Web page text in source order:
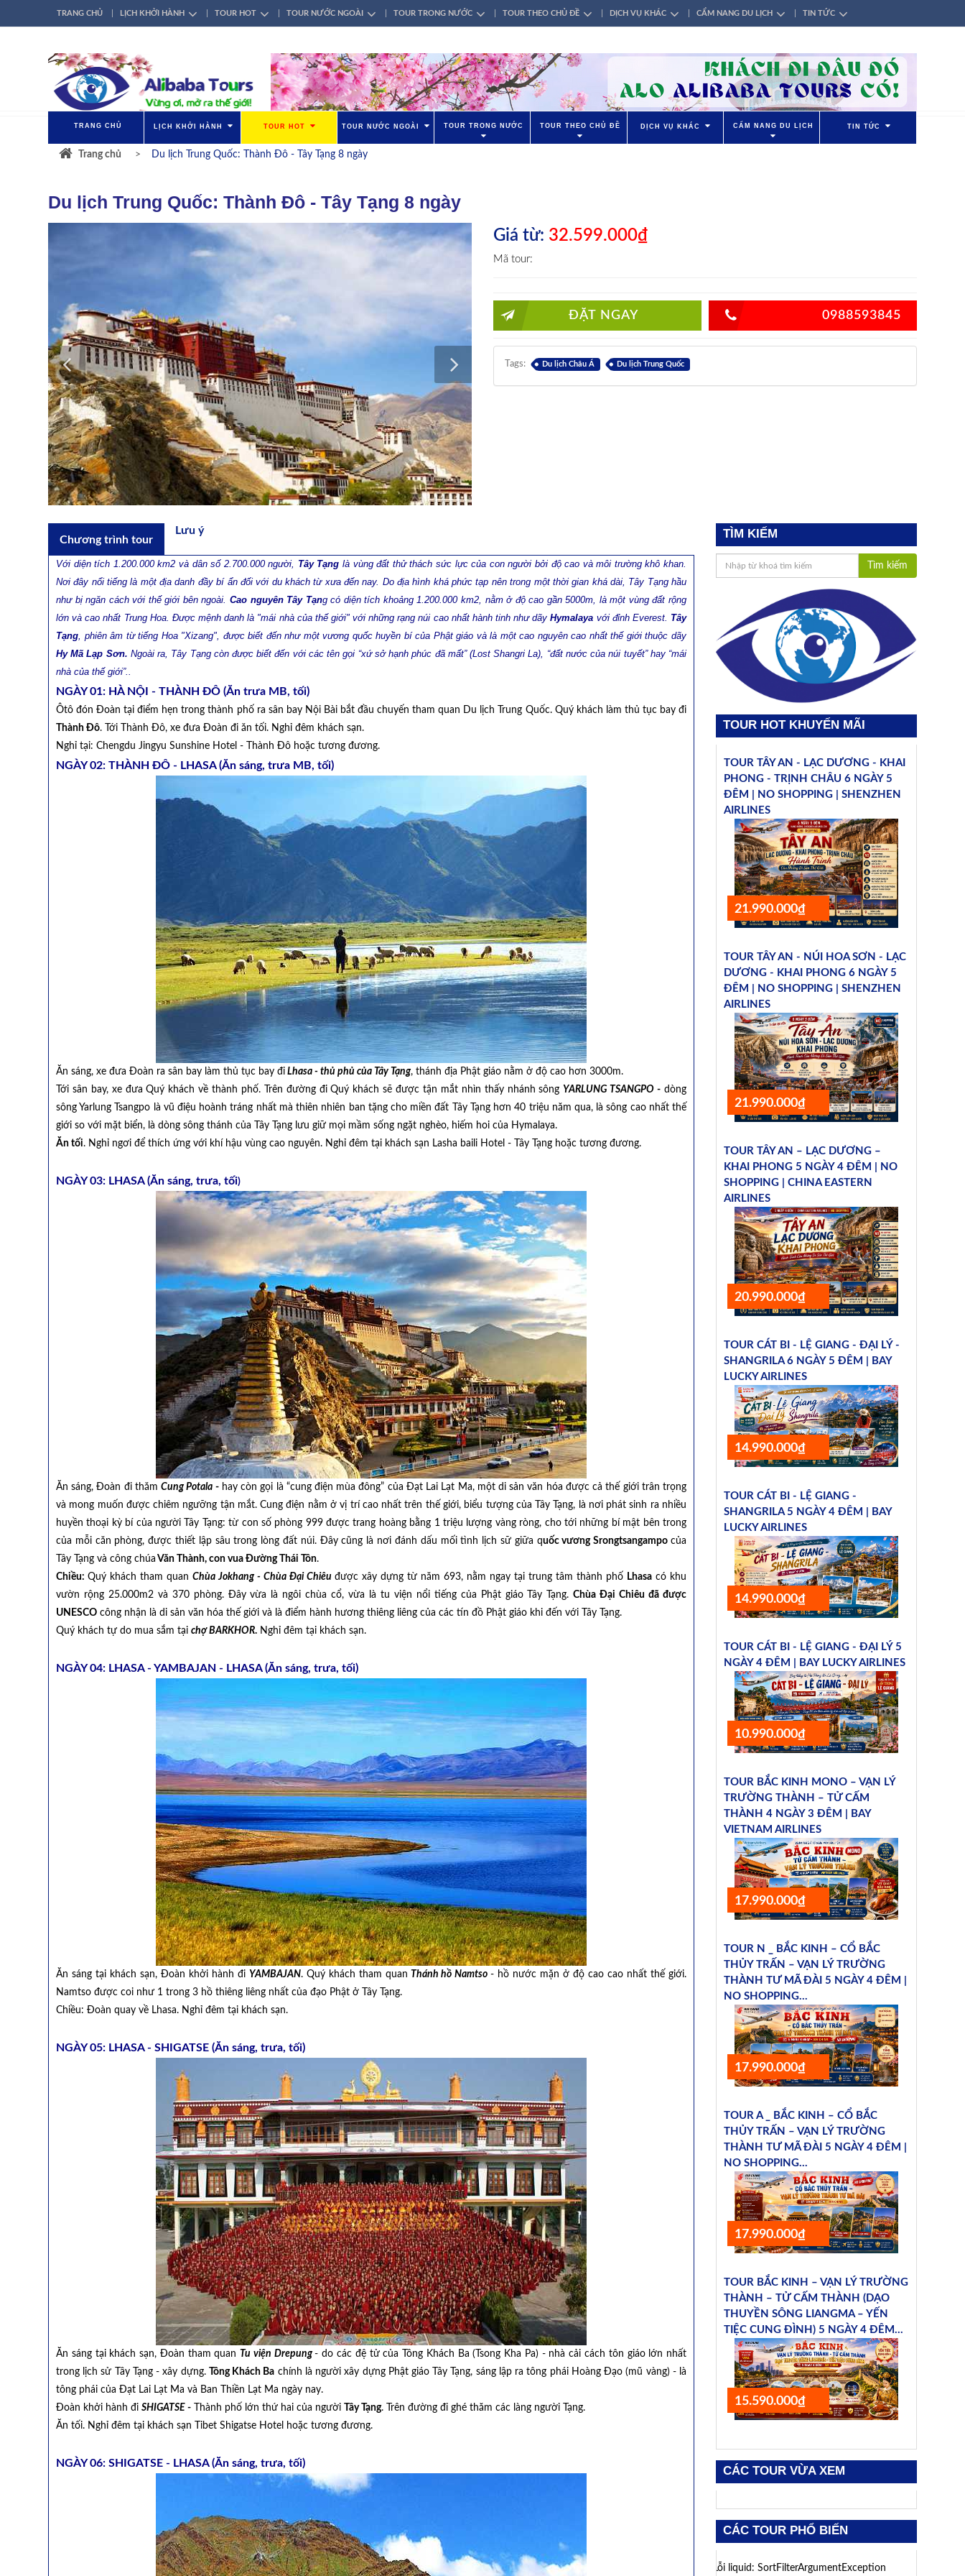
TRANG CHỦ LỊCH KHỞI HÀNH TOUR HOT TOUR NƯỚC NGOÀI TOUR TRONG NƯỚC TOUR THEO CHỦ ĐỀ DỊCH VỤ KHÁC CẨM NANG DU LỊCH TIN TỨC
TRANG CHỦ LỊCH KHỞI HÀNH TOUR HOT TOUR NƯỚC NGOÀI TOUR TRONG NƯỚC TOUR THEO CHỦ ĐỀ DỊCH VỤ KHÁC CẨM NANG DU LỊCH TIN TỨC
Trang chủ Du lịch Trung Quốc: Thành Đô - Tây Tạng 8 ngày
Du lịch Trung Quốc: Thành Đô - Tây Tạng 8 ngày
Giá từ: 32.599.000₫
Mã tour:
ĐẶT NGAY 0988593845
Tags: Du lịch Châu Á Du lịch Trung Quốc
Chương trình tour
Lưu ý
Với diện tích 1.200.000 km2 và dân số 2.700.000 người, Tây Tạng là vùng đất thử thách sức lực của con người bởi độ cao và môi trường khô khan.
Nơi đây nổi tiếng là một địa danh đầy bí ẩn đối với du khách từ xưa đến nay. Do địa hình khá phức tạp nên trong một thời gian khá dài, Tây Tạng hầu
như bị ngăn cách với thế giới bên ngoài. Cao nguyên Tây Tạng có diện tích khoảng 1.200.000 km2, nằm ở độ cao gần 5000m, là một vùng đất rộng
lớn và cao nhất Trung Hoa. Được mệnh danh là "mái nhà của thế giới" với những rạng núi cao nhất hành tinh như dãyHymalaya với đỉnh Everest. Tây
Tạng, phiên âm từ tiếng Hoa "Xizang", được biết đến như một vương quốc huyền bí của Phật giáo và là một cao nguyên cao nhất thế giới thuộc dãy
Hy Mã Lạp Sơn. Ngoài ra, Tây Tạng còn được biết đến với các tên gọi “xứ sở hạnh phúc đã mất” (Lost Shangri La), “đất nước của núi tuyết” hay “mái
nhà của thế giới”..
NGÀY 01: HÀ NỘI - THÀNH ĐÔ (Ăn trưa MB, tối)
Ôtô đón Đoàn tại điểm hẹn trong thành phố ra sân bay Nội Bài bắt đầu chuyến tham quan Du lịch Trung Quốc. Quý khách làm thủ tục bay đi
Thành Đô. Tới Thành Đô, xe đưa Đoàn đi ăn tối. Nghỉ đêm khách sạn.
Nghỉ tại: Chengdu Jingyu Sunshine Hotel - Thành Đô hoặc tương đương.
NGÀY 02: THÀNH ĐÔ - LHASA (Ăn sáng, trưa MB, tối)
Ăn sáng, xe đưa Đoàn ra sân bay làm thủ tục bay đi Lhasa - thủ phủ của Tây Tạng, thánh địa Phật giáo nằm ở độ cao hơn 3000m.
Tới sân bay, xe đưa Quý khách về thành phố. Trên đường đi Quý khách sẽ được tận mắt nhìn thấy nhánh sông YARLUNG TSANGPO - dòng
sông Yarlung Tsangpo là vũ điệu hoành tráng nhất mà thiên nhiên ban tặng cho miền đất Tây Tạng hơn 40 triệu năm qua, là sông cao nhất thế
giới so với mặt biển, là dòng sông thánh của Tây Tạng lưu giữ mọi mầm sống ngặt nghèo, hiếm hoi của Hymalaya.
Ăn tối. Nghỉ ngơi để thích ứng với khí hậu vùng cao nguyên. Nghỉ đêm tại khách sạn Lasha baili Hotel - Tây Tạng hoặc tương đương.
NGÀY 03: LHASA (Ăn sáng, trưa, tối)
Ăn sáng, Đoàn đi thămCung Potala -hay còn gọi là “cung điện mùa đông” của Đạt Lai Lạt Ma, một di sản văn hóa được cả thế giới trân trọng
và mong muốn được chiêm ngưỡng tận mắt. Cung điện nằm ở vị trí cao nhất trên thế giới, biểu tượng của Tây Tạng, là nơi phát sinh ra nhiều
huyền thoại kỳ bí của người Tây Tạng: từ con số phòng 999 được trang hoàng bằng 1 triệu lượng vàng ròng, cho tới những bí mật bên trong
của mỗi căn phòng, được thiết lập sâu trong lòng đất núi. Đây cũng là nơi đánh dấu mối tình lịch sữ giữa quốc vương Srongtsangampocủa
Tây Tạng và công chúa Văn Thành, con vua Ðường Thái Tôn.
Chiều: Quý khách tham quan Chùa Jokhang - Chùa Đại Chiêu được xây dựng từ năm 693, nằm ngay tại trung tâm thành phố Lhasa có khu
vườn rộng 25.000m2 và 370 phòng. Đây vừa là ngôi chùa cổ, vừa là tu viện nổi tiếng của Phật giáo Tây Tạng.Chùa Đại Chiêu đã được
UNESCO công nhận là di sản văn hóa thế giới và là điểm hành hương thiêng liêng của các tín đồ Phật giáo khi đến với Tây Tạng.
Quý khách tự do mua sắm tại chợ BARKHOR. Nghỉ đêm tại khách sạn.
NGÀY 04: LHASA - YAMBAJAN - LHASA (Ăn sáng, trưa, tối)
Ăn sáng tại khách sạn, Đoàn khởi hành đi YAMBAJAN. Quý khách tham quan Thánh hồ Namtso - hồ nước mặn ở độ cao cao nhất thế giới.
Namtso được coi như 1 trong 3 hồ thiêng liêng nhất của đạo Phật ở Tây Tạng.
Chiều: Đoàn quay về Lhasa. Nghỉ đêm tại khách sạn.
NGÀY 05: LHASA - SHIGATSE (Ăn sáng, trưa, tối)
Ăn sáng tại khách sạn, Đoàn tham quan Tu viện Drepung - do các đệ tử của Tông Khách Ba (Tsong Kha Pa) - nhà cải cách tôn giáo lớn nhất
trong lịch sử Tây Tạng - xây dựng.
Tông Khách Ba chính là người xây dựng Phật giáo Tây Tạng, sáng lập ra tông phái Hoàng Đạo (mũ vàng) - là
tông phái của Đạt Lai Lạt Ma và Ban Thiền Lạt Ma ngày nay.
Đoàn khởi hành đi SHIGATSE - Thành phố lớn thứ hai của người Tây Tạng. Trên đường đi ghé thăm các làng người Tạng.
Ăn tối. Nghỉ đêm tại khách sạn Tibet Shigatse Hotel hoặc tương đương.
NGÀY 06: SHIGATSE - LHASA (Ăn sáng, trưa, tối)
TÌM KIẾM
Tìm kiếm
TOUR HOT KHUYẾN MÃI
TOUR TÂY AN - LẠC DƯƠNG - KHAI
PHONG - TRỊNH CHÂU 6 NGÀY 5
ĐÊM | NO SHOPPING | SHENZHEN
AIRLINES
21.990.000₫
TOUR TÂY AN - NÚI HOA SƠN - LẠC
DƯƠNG - KHAI PHONG 6 NGÀY 5
ĐÊM | NO SHOPPING | SHENZHEN
AIRLINES
21.990.000₫
TOUR TÂY AN – LẠC DƯƠNG –
KHAI PHONG 5 NGÀY 4 ĐÊM | NO
SHOPPING | CHINA EASTERN
AIRLINES
20.990.000₫
TOUR CÁT BI - LỆ GIANG - ĐẠI LÝ -
SHANGRILA 6 NGÀY 5 ĐÊM | BAY
LUCKY AIRLINES
14.990.000₫
TOUR CÁT BI - LỆ GIANG -
SHANGRILA 5 NGÀY 4 ĐÊM | BAY
LUCKY AIRLINES
14.990.000₫
TOUR CÁT BI - LỆ GIANG - ĐẠI LÝ 5
NGÀY 4 ĐÊM | BAY LUCKY AIRLINES
10.990.000₫
TOUR BẮC KINH MONO – VẠN LÝ
TRƯỜNG THÀNH – TỬ CẤM
THÀNH 4 NGÀY 3 ĐÊM | BAY
VIETNAM AIRLINES
17.990.000₫
TOUR N _ BẮC KINH – CỔ BẮC
THỦY TRẤN – VẠN LÝ TRƯỜNG
THÀNH TƯ MÃ ĐÀI 5 NGÀY 4 ĐÊM |
NO SHOPPING...
17.990.000₫
TOUR A _ BẮC KINH – CỔ BẮC
THỦY TRẤN – VẠN LÝ TRƯỜNG
THÀNH TƯ MÃ ĐÀI 5 NGÀY 4 ĐÊM |
NO SHOPPING...
17.990.000₫
TOUR BẮC KINH – VẠN LÝ TRƯỜNG
THÀNH – TỬ CẤM THÀNH (DẠO
THUYỀN SÔNG LIANGMA – YẾN
TIỆC CUNG ĐÌNH) 5 NGÀY 4 ĐÊM...
15.590.000₫
CÁC TOUR VỪA XEM
CÁC TOUR PHỔ BIẾN
Lỗi liquid: SortFilterArgumentException